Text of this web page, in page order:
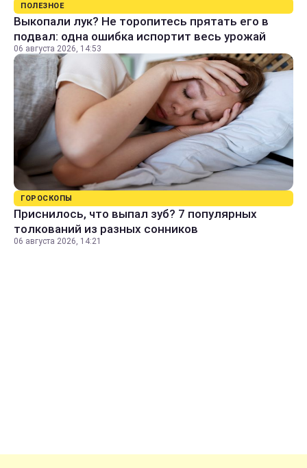
ПОЛЕЗНОЕ
Выкопали лук? Не торопитесь прятать его в
подвал: одна ошибка испортит весь урожай
06 августа 2026, 14:53
ГОРОСКОПЫ
Приснилось, что выпал зуб? 7 популярных
толкований из разных сонников
06 августа 2026, 14:21